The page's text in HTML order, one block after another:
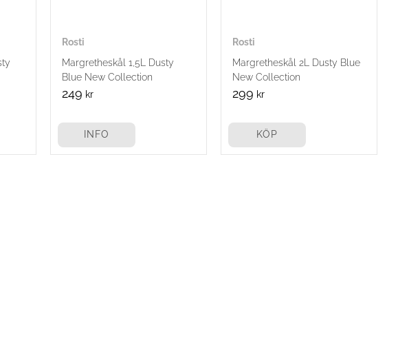
Rosti
Margretheskål 1,5L Dusty
Blue New Collection
249 kr
INFO
Rosti
Margretheskål 2L Dusty Blue
New Collection
299 kr
KÖP